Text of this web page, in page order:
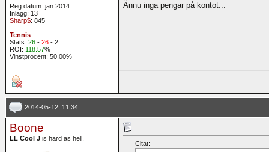
Reg.datum: jan 2014
Inlägg: 13
Sharp$: 845
Tennis
Stats: 26 - 26 - 2
ROI: 118.57%
Vinstprocent: 50.00%
Ännu inga pengar på kontot...
2014-05-12, 11:34
Boone
LL Cool J is hard as hell.
Citat: